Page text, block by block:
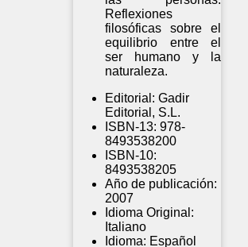
Reflexiones
filosóficas sobre el
equilibrio entre el
ser humano y la
naturaleza.
Editorial: Gadir
Editorial, S.L.
ISBN-13: 978-
8493538200
ISBN-10:
8493538205
Año de publicación:
2007
Idioma Original:
Italiano
Idioma: Español